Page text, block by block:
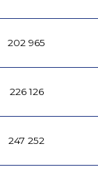
202 965
226 126
247 252